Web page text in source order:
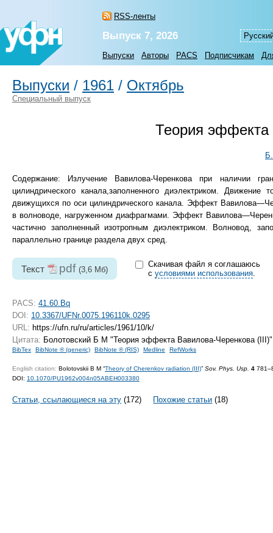
RSS-ленты
Выпуск 7, 2026
Выпуски Авторы PACS Подписчикам
Выпуски / 1961 / Октябрь
Специальный выпуск
Теория эффекта
Содержание: Излучение Вавилова-Черенкова при наличии
цилиндрического канала,заполненного диэлектриком.
движущихся по оси цилиндрического канала. Эффект
в волноводе, нагруженном диафрагмами. Эффект
частично заполненный изотропным диэлектриком. Волновод,
параллельно границе раздела двух сред.
Текст pdf (3,6 Мб)
Скачивая файл я соглашаюсь
с условиями использования.
PACS: 41.60.Bq
DOI: 10.3367/UFNr.0075.196110k.0295
URL: https://ufn.ru/ru/articles/1961/10/k/
Цитата: Болотовский Б М "Теория эффекта Вавилова-Черенкова
BibTex BibNote ® (generic) BibNote ® (RIS) Medline RefWorks
English citation: Bolotovskii B M “Theory of Cherenkov radiation (III)” Sov. Phys. Usp. 4
DOI: 10.1070/PU1962v004n05ABEH003380
Статьи, ссылающиеся на эту (172) Похожие статьи (18)